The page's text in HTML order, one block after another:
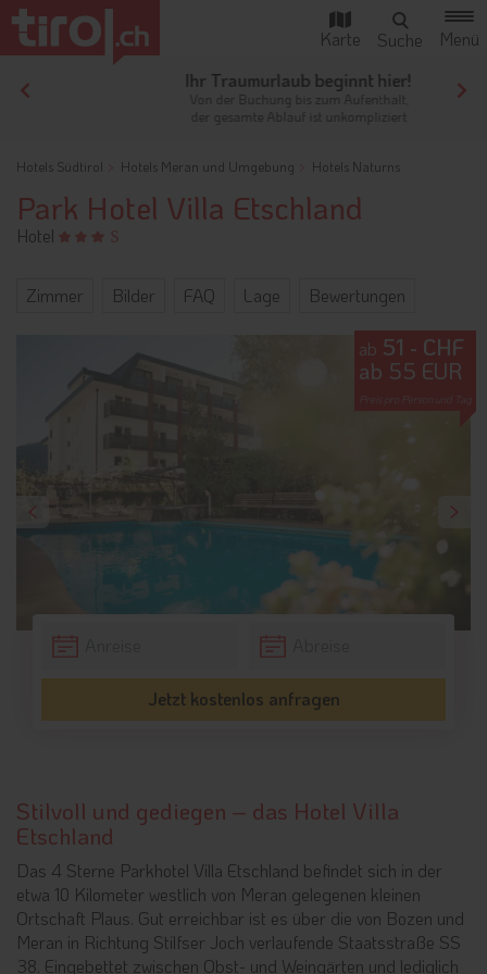
Ihr Traumurlaub beginnt hier!
Von der Buchung bis zum Aufenthalt,
der gesamte Ablauf ist unkompliziert
Hotels Südtirol Hotels Meran und Umgebung Hotels Naturns
Park Hotel Villa Etschland
Hotel
Zimmer Bilder FAQ Lage Bewertungen
ab 51 - CHF
ab 55 EUR
Jetzt kostenlos anfragen
Stilvoll und gediegen – das Hotel Villa
Etschland
Das 4 Sterne Parkhotel Villa Etschland befindet sich in der
etwa 10 Kilometer westlich von Meran gelegenen kleinen
Ortschaft Plaus. Gut erreichbar ist es über die von Bozen und
Meran in Richtung Stilfser Joch verlaufende Staatsstraße SS
38. Eingebettet zwischen Obst- und Weingärten und lediglich